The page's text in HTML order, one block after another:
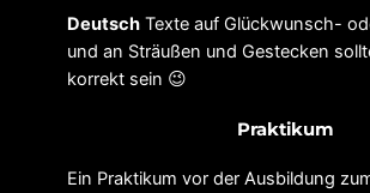
Deutsch Texte auf Glückwunsch-
und an Sträußen und Gestecken
korrekt sein 😉
Praktikum
Ein Praktikum vor der Ausbildung